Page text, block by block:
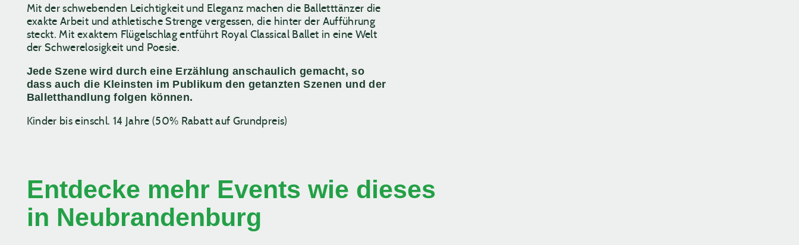
Mit der schwebenden Leichtigkeit und Eleganz machen die Balletttänzer die
exakte Arbeit und athletische Strenge vergessen, die hinter der Aufführung
steckt. Mit exaktem Flügelschlag entführt Royal Classical Ballet in eine Welt
der Schwerelosigkeit und Poesie.
Jede Szene wird durch eine Erzählung anschaulich gemacht, so
dass auch die Kleinsten im Publikum den getanzten Szenen und der
Balletthandlung folgen können.
Kinder bis einschl. 14 Jahre (50% Rabatt auf Grundpreis)
Entdecke mehr Events wie dieses
in Neubrandenburg